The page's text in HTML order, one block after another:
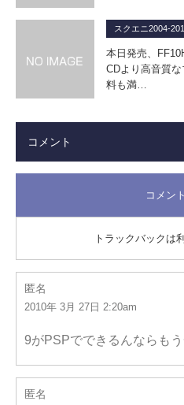
スクエニ2004-
本日発売、
CDより高音質
料も満…
コメント
コメン
トラックバックは
匿名
2010年 3月 27日 2:20am
9がPSPでできるんならも
匿名